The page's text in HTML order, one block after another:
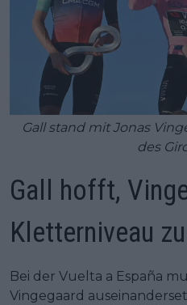
Gall stand mit Jonas
des
Gall hofft,
Kletterniveau
Bei der Vuelta a España
Vingegaard